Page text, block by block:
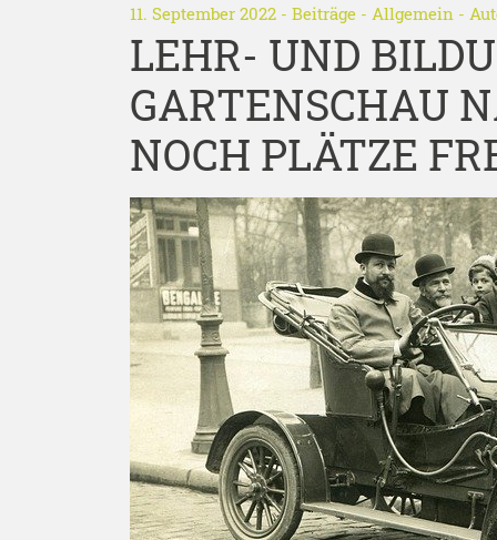
11. September 2022 - Beiträge - Allgemein -
LEHR- UND
GARTENSCHAU
NOCH PLÄTZE